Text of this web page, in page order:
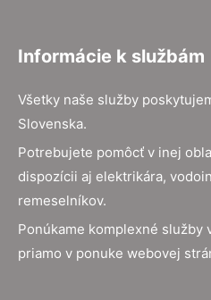
Informácie k službám
Všetky naše služby
Slovenska.
Potrebujete pomôcť v inej
dispozícii aj elektrikára,
remeselníkov.
Ponúkame komplexné služby
priamo v ponuke webovej